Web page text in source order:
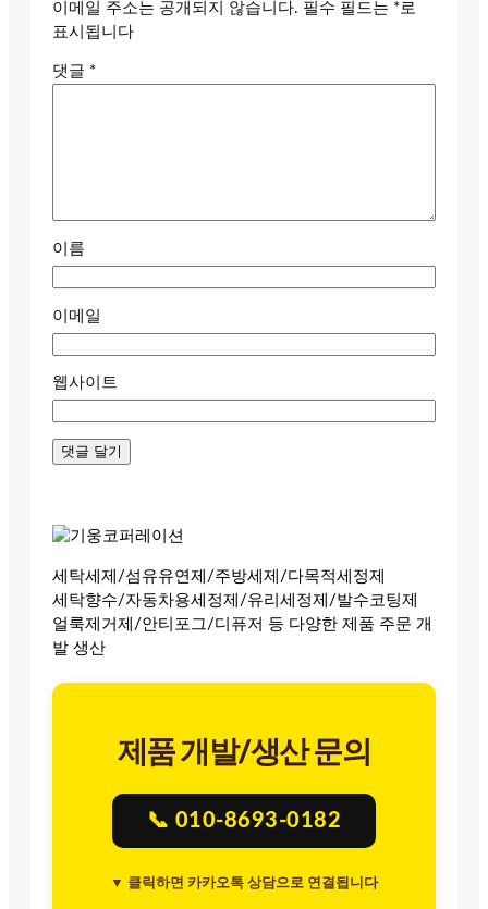
이메일 주소는 공개되지 않습니다. 필수 필드는 *로
표시됩니다
댓글 *
이름
이메일
웹사이트
세탁세제/섬유유연제/주방세제/다목적세정제
세탁향수/자동차용세정제/유리세정제/발수코팅제
얼룩제거제/안티포그/디퓨저 등 다양한 제품 주문 개
발 생산
제품 개발/생산 문의
📞 010-8693-0182
▼ 클릭하면 카카오톡 상담으로 연결됩니다